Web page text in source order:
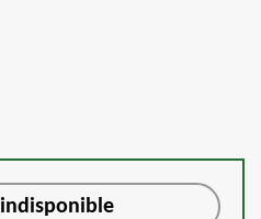
indisponible